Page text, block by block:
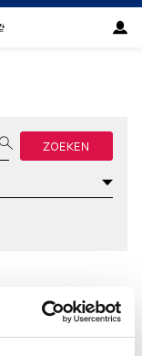
ZOEKEN